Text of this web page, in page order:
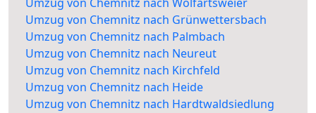
Umzug von Chemnitz nach Grünwettersbach
Umzug von Chemnitz nach Palmbach
Umzug von Chemnitz nach Neureut
Umzug von Chemnitz nach Kirchfeld
Umzug von Chemnitz nach Heide
Umzug von Chemnitz nach Hardtwaldsiedlung